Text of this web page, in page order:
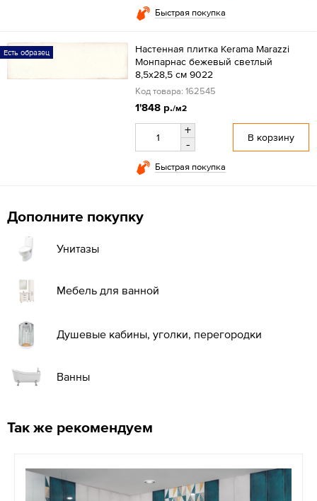
Быстрая покупка
Есть образец
Настенная плитка Kerama Marazzi
Монпарнас бежевый светлый
8,5х28,5 см 9022
Код товара: 162545
1'848 р./м2
+
-
В корзину
Быстрая покупка
Дополните покупку
Унитазы
Мебель для ванной
Душевые кабины, уголки, перегородки
Ванны
Так же рекомендуем